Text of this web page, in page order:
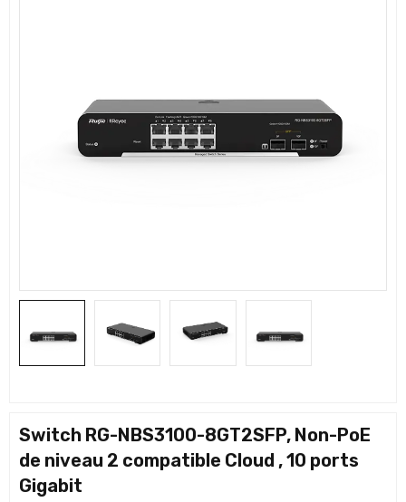
Switch RG-NBS3100-8GT2SFP, Non-PoE
de niveau 2 compatible Cloud , 10 ports
Gigabit